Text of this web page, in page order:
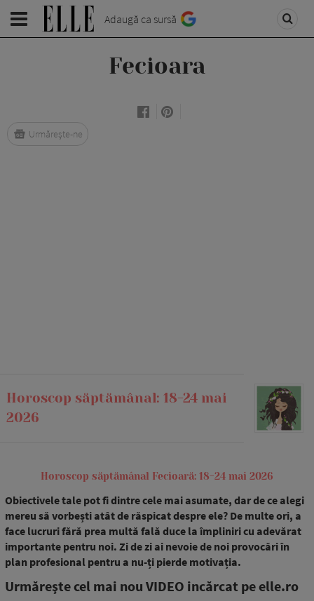
Adaugă ca sursă
Fecioara
Urmărește-ne
Horoscop săptămânal: 18-24 mai
2026
Horoscop săptămânal Fecioară: 18-24 mai 2026
Obiectivele tale pot fi dintre cele mai asumate, dar de ce alegi
mereu să vorbești atât de răspicat despre ele? De multe ori, a
face lucruri fără prea multă fală duce la împliniri cu adevărat
importante pentru noi. Zi de zi ai nevoie de noi provocări în
plan profesional pentru a nu-ți pierde motivația.
Urmăreşte cel mai nou VIDEO incărcat pe elle.ro